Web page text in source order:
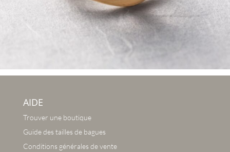
AIDE
Trouver une boutique
Guide des tailles de bagues
Conditions générales de vente